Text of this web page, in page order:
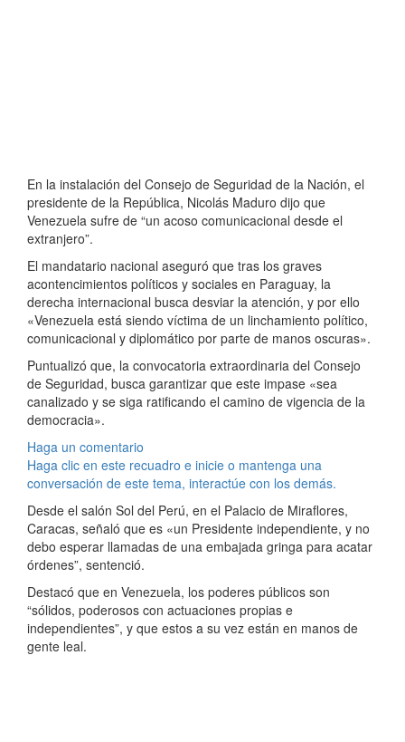
En la instalación del Consejo de Seguridad de la Nación, el
presidente de la República, Nicolás Maduro dijo que
Venezuela sufre de “un acoso comunicacional desde el
extranjero”.
El mandatario nacional aseguró que tras los graves
acontencimientos políticos y sociales en Paraguay, la
derecha internacional busca desviar la atención, y por ello
«Venezuela está siendo víctima de un linchamiento político,
comunicacional y diplomático por parte de manos oscuras».
Puntualizó que, la convocatoria extraordinaria del Consejo
de Seguridad, busca garantizar que este impase «sea
canalizado y se siga ratificando el camino de vigencia de la
democracia».
Haga un comentario
Haga clic en este recuadro e inicie o mantenga una
conversación de este tema, interactúe con los demás.
Desde el salón Sol del Perú, en el Palacio de Miraflores,
Caracas, señaló que es «un Presidente independiente, y no
debo esperar llamadas de una embajada gringa para acatar
órdenes”, sentenció.
Destacó que en Venezuela, los poderes públicos son
“sólidos, poderosos con actuaciones propias e
independientes”, y que estos a su vez están en manos de
gente leal.